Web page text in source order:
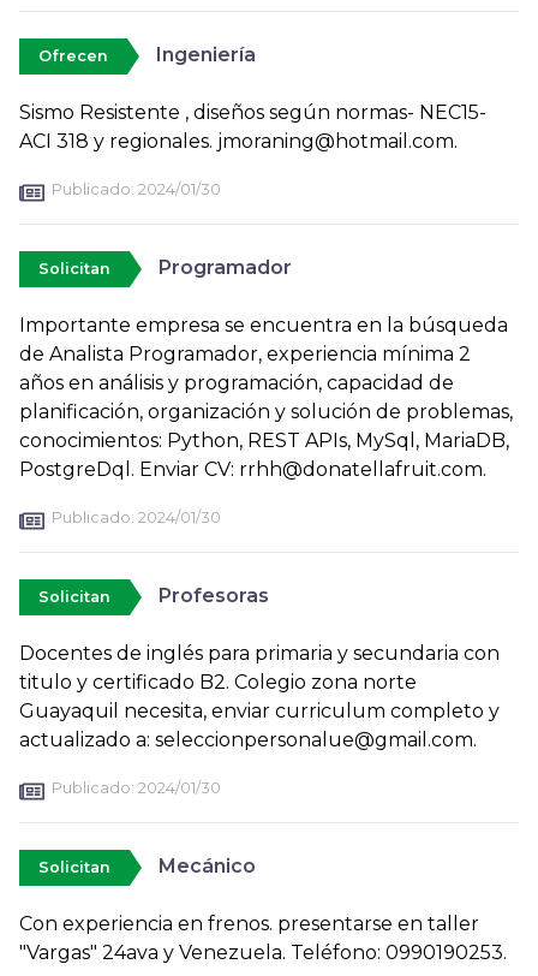
Ofrecen Ingeniería
Sismo Resistente , diseños según normas- NEC15-
ACI 318 y regionales. jmoraning@hotmail.com.
Publicado: 2024/01/30
Solicitan Programador
Importante empresa se encuentra en la búsqueda
de Analista Programador, experiencia mínima 2
años en análisis y programación, capacidad de
planificación, organización y solución de problemas,
conocimientos: Python, REST APIs, MySql, MariaDB,
PostgreDql. Enviar CV: rrhh@donatellafruit.com.
Publicado: 2024/01/30
Solicitan Profesoras
Docentes de inglés para primaria y secundaria con
titulo y certificado B2. Colegio zona norte
Guayaquil necesita, enviar curriculum completo y
actualizado a: seleccionpersonalue@gmail.com.
Publicado: 2024/01/30
Solicitan Mecánico
Con experiencia en frenos. presentarse en taller
"Vargas" 24ava y Venezuela. Teléfono: 0990190253.